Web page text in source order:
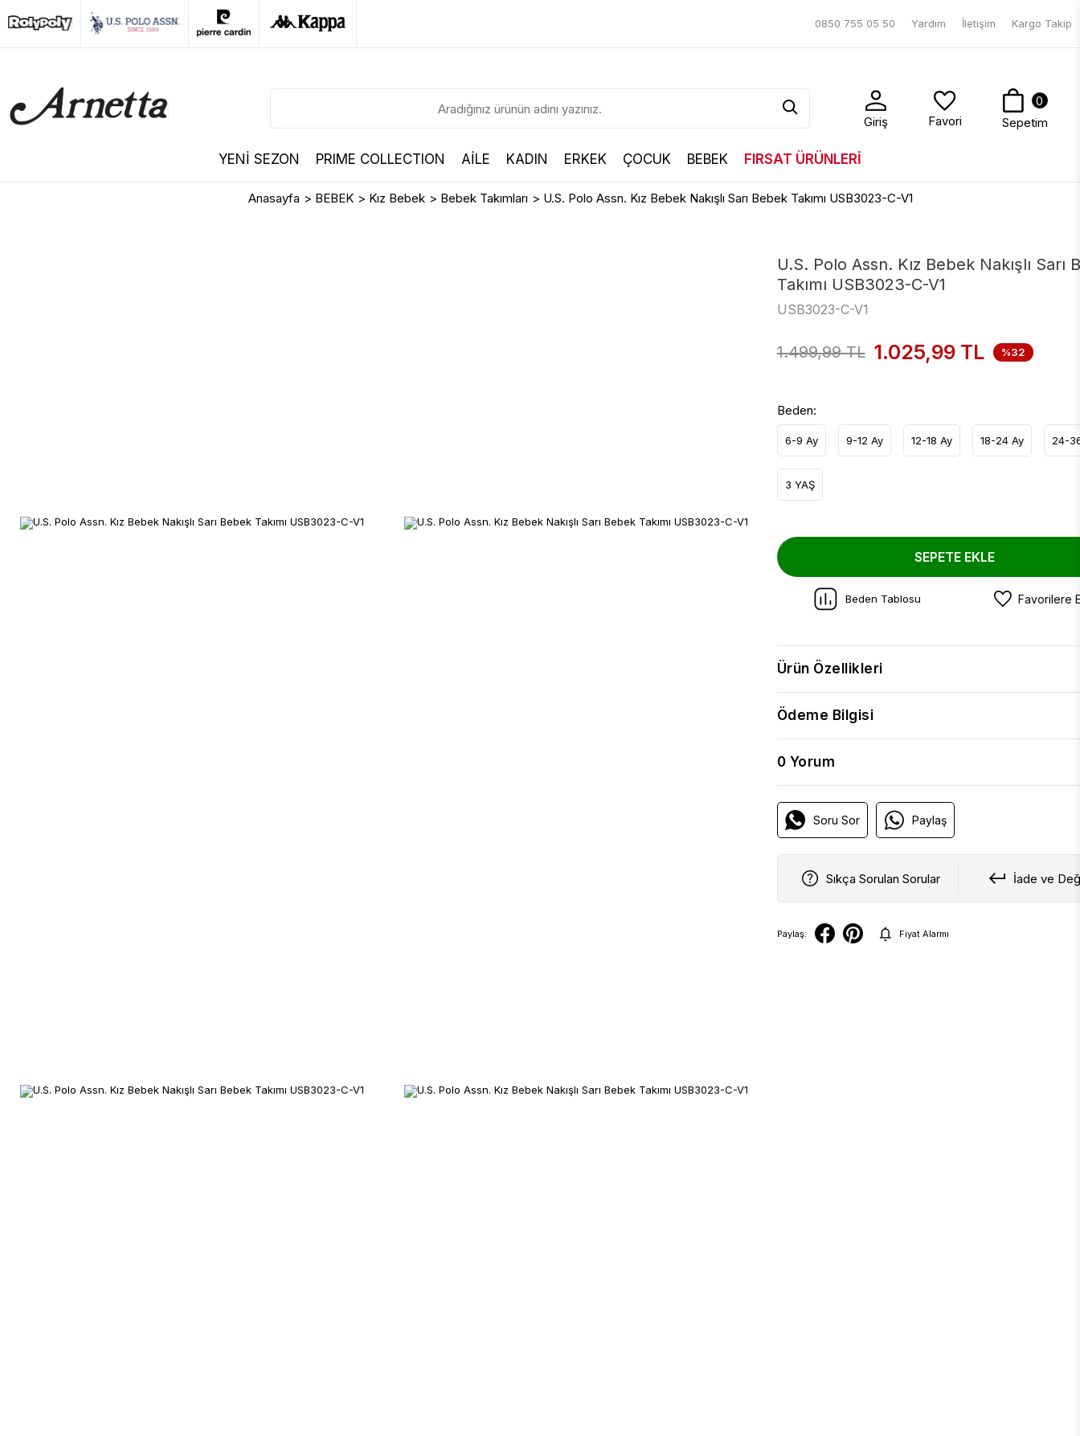
0850 755 05 50 Yardım İletişim Kargo Takip
Giriş Favori
0
Sepetim
YENİ SEZON PRIME COLLECTION AİLE KADIN ERKEK ÇOCUK BEBEK FIRSAT ÜRÜNLERİ
Anasayfa > BEBEK > Kız Bebek > Bebek Takımları > U.S. Polo Assn. Kız Bebek Nakışlı Sarı Bebek Takımı USB3023-C-V1
U.S. Polo Assn. Kız Bebek Nakışlı Sarı
Takımı USB3023-C-V1
USB3023-C-V1
1.499,99TL 1.025,99TL %32
Beden:
6-9 Ay 9-12 Ay 12-18 Ay 18-24 Ay 24-
3 YAŞ
SEPETE EKLE
Beden Tablosu Favorilere
Ürün Özellikleri
Ödeme Bilgisi
0 Yorum
Soru Sor Paylaş
Sıkça Sorulan Sorular İade ve
Paylaş: Fiyat Alarmı